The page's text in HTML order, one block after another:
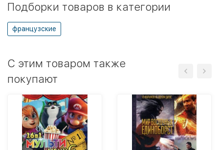
Подборки товаров в категории
французские
C этим товаром также
покупают